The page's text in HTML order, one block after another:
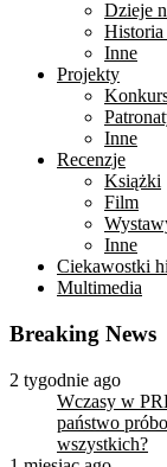
Dzieje
Historia
Inne
Projekty
Inne
Recenzje
Książki
Film
Inne
Ciekawostki
Multimedia
Breaking News
2 tygodnie ago
Wczasy w
państwo
wszystkich?